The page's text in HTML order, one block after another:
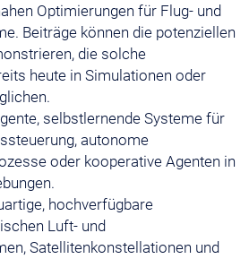
Optimierungen für Flug- und
Beiträge können die potenziellen
die solche
heute in Simulationen oder
selbstlernende Systeme für
autonome
oder kooperative Agenten in
hochverfügbare
Luft- und
Satellitenkonstellationen und